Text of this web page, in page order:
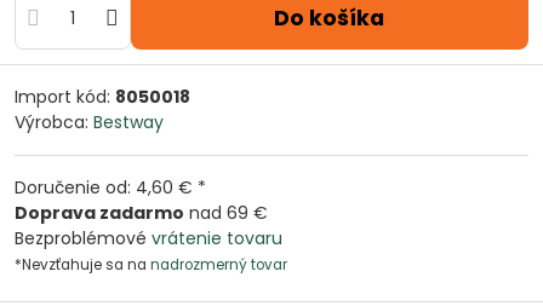
Do košíka
Import kód: 8050018
Výrobca: Bestway
Doručenie od: 4,60 € *
Doprava zadarmo nad 69 €
Bezproblémové vrátenie tovaru
*Nevzťahuje sa na nadrozmerný tovar